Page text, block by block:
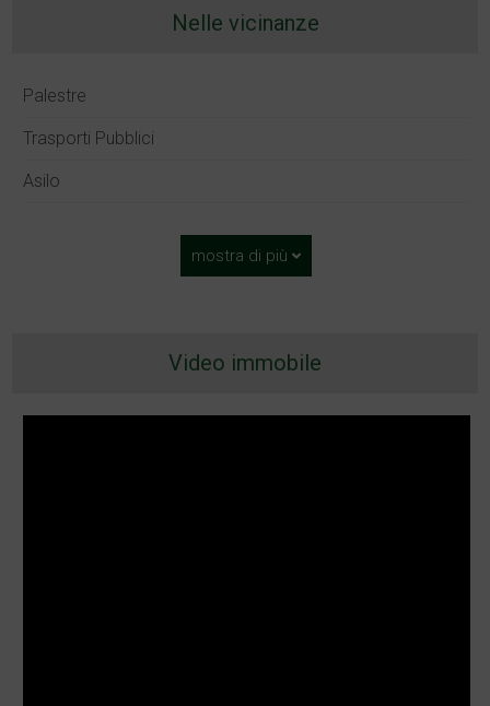
Nelle vicinanze
Palestre
Trasporti Pubblici
Asilo
mostra di più
Video immobile